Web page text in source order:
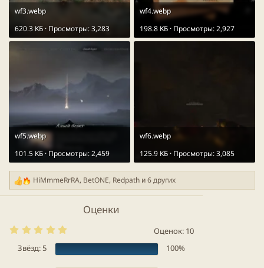
Для распаковки архива можно воспользоваться
любым архиватором свежей версии, таким как7-Zip
Перевод будет обновляться время от времени.
wf3.webp
620.3 KБ · Просмотры: 3,283
wf4.webp
198.8 KБ · Просмотры: 2,927
wf5.webp
101.5 KБ · Просмотры: 2,459
wf6.webp
125.9 KБ · Просмотры: 3,085
Р
е
ц
HiMmmeRrRA, BetONE, Redpath и 6 других
Оценки
5
0
0
Оценок: 10
Звёзд: 5
100%